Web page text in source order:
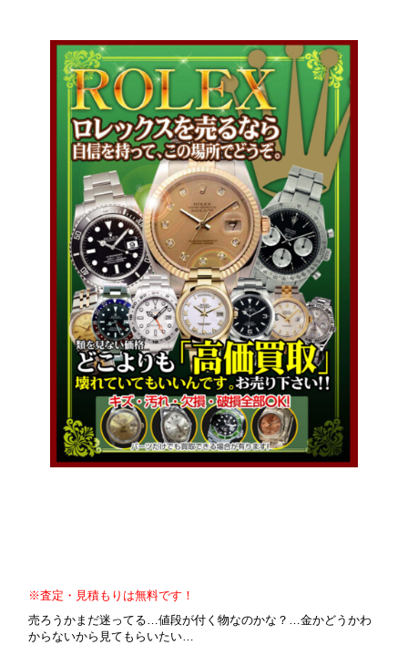
※査定・見積もりは無料です！
売ろうかまだ迷ってる…値段が付く物なのかな？…金かどうかわ
からないから見てもらいたい…